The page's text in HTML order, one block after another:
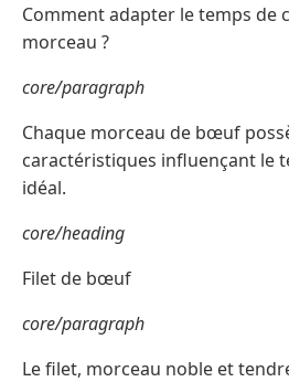
Comment adapter le temps de
morceau ?
core/paragraph
Chaque morceau de bœuf
caractéristiques influençant le
idéal.
core/heading
Filet de bœuf
core/paragraph
Le filet, morceau noble et